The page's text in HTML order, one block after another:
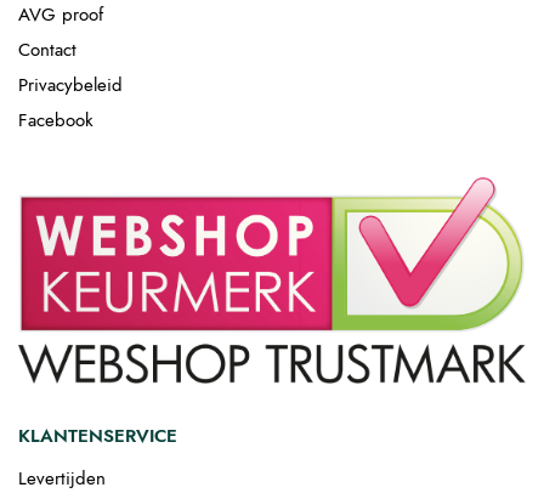
AVG proof
Contact
Privacybeleid
Facebook
KLANTENSERVICE
Levertijden